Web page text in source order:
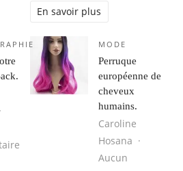
En savoir plus
sur Obtenir votre Groove Back.
MODE
Perruque
européenne de
cheveux
humains.
Caroline
Hosana
Aucun